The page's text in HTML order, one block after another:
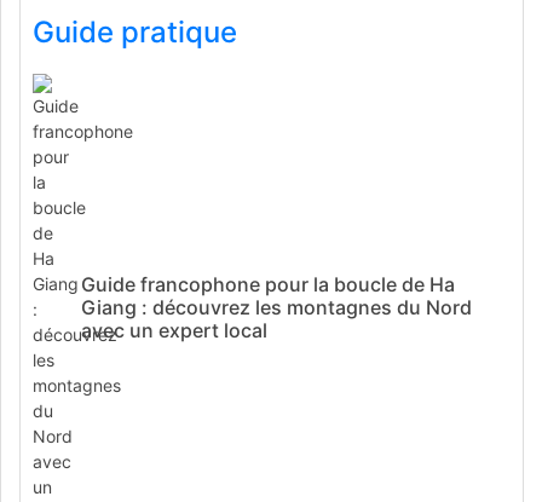
Guide pratique
Guide francophone pour la boucle de Ha
Giang : découvrez les montagnes du Nord
avec un expert local